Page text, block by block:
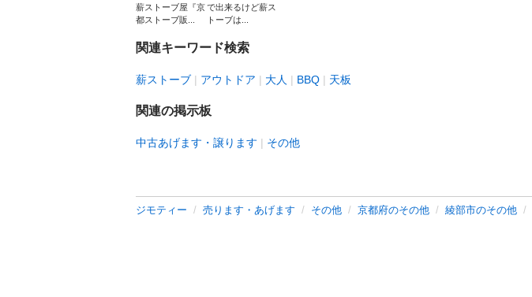
薪ストーブ屋『京
都ストーブ販...
で出来るけど薪ス
トーブは...
関連キーワード検索
薪ストーブ アウトドア 大人 BBQ 天板
関連の掲示板
中古あげます・譲ります その他
ジモティー 売ります・あげます その他 京都府のその他 綾部市のその他